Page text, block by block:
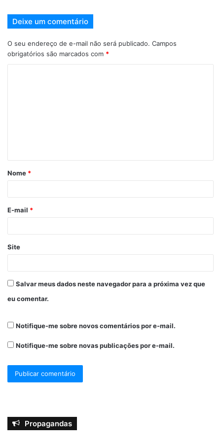
Deixe um comentário
O seu endereço de e-mail não será publicado. Campos
obrigatórios são marcados com *
Nome *
E-mail *
Site
Salvar meus dados neste navegador para a próxima vez que
eu comentar.
Notifique-me sobre novos comentários por e-mail.
Notifique-me sobre novas publicações por e-mail.
Propagandas